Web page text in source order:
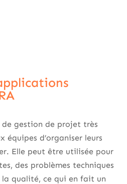
gestion de projet très
équipes d’organiser leurs
Elle peut être utilisée pour
des problèmes techniques
la qualité, ce qui en fait un